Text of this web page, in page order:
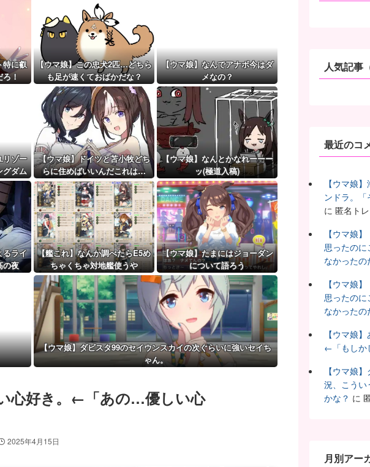
写った写真...
して魅力的...
ション」イ...
離先行編成...
定！第...
特に叡
ろ！
【ウマ娘】この忠犬2匹…どちら
も足が速くておばかだな？
【ウマ娘】なんでアナボ今はダ
メなの？
リゾー
グダム
【ウマ娘】ドイツと苫小牧どち
らに住めばいいんだこれは…
【ウマ娘】なんとかなれーーー
ッ(極道入稿)
るライ
の夜
【艦これ】なんか調べたらE5め
ちゃくちゃ対地艦使うや
ん・・・
【ウマ娘】たまにはジョーダン
について語ろう
【ウマ娘】ダビスタ99のセイウンスカイの次ぐらいに強いセイち
ゃん。
心好き。←「あの…優しい心
2025年4月15日
人気記事
最近のコ
【ウマ娘
ンドラ。
に 匿名ト
【ウマ娘
思ったのに
なかった
【ウマ娘
思ったのに
なかった
【ウマ娘
←「もしか
【ウマ娘
況、こうい
かな？ に
月別アー